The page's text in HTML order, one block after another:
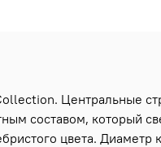
Центральные
составом, который
цвета.